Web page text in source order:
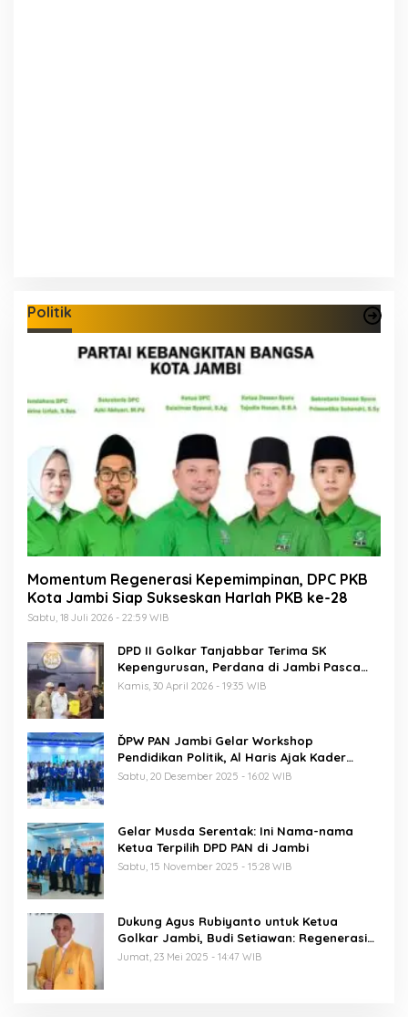
Politik
Momentum Regenerasi Kepemimpinan, DPC PKB
Kota Jambi Siap Sukseskan Harlah PKB ke-28
Sabtu, 18 Juli 2026 - 22:59 WIB
DPD II Golkar Tanjabbar Terima SK
Kepengurusan, Perdana di Jambi Pasca
Musda
Kamis, 30 April 2026 - 19:35 WIB
ĎPW PAN Jambi Gelar Workshop
Pendidikan Politik, Al Haris Ajak Kader
Perkuat Soliditas Jelang Pemilu 2029
Sabtu, 20 Desember 2025 - 16:02 WIB
Gelar Musda Serentak: Ini Nama-nama
Ketua Terpilih DPD PAN di Jambi
Sabtu, 15 November 2025 - 15:28 WIB
Dukung Agus Rubiyanto untuk Ketua
Golkar Jambi, Budi Setiawan: Regenerasi
Kepemimpinan Wajib Berjalan
Jumat, 23 Mei 2025 - 14:47 WIB